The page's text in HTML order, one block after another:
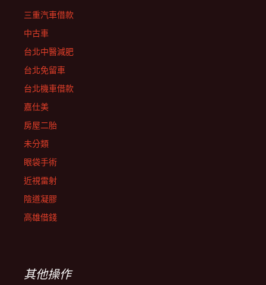
三重汽車借款
中古車
台北中醫減肥
台北免留車
台北機車借款
嘉仕美
房屋二胎
未分類
眼袋手術
近視雷射
陰道凝膠
高雄借錢
其他操作